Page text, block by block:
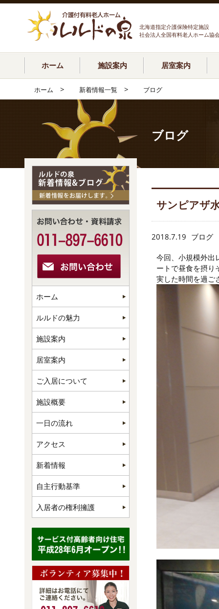
北海道指定介護保険特定施設
社会法人全国有料老人ホーム協
ホーム 施設案内 居室案内
ホーム > 新着情報一覧 > ブログ
ブログ
サンピアザ
2018.7.19 ブログ
今回、小規模外出
ートで昼食を摂り
実した時間を過ご
ホーム
ルルドの魅力
施設案内
居室案内
ご入居について
施設概要
一日の流れ
アクセス
新着情報
自主行動基準
入居者の権利擁護